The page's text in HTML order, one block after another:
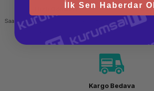
Hızlı Gönderi
Saat 15.00'a kadar yapılan siparişlerde
256
Kargo Bedava
İlk Sen Haberdar